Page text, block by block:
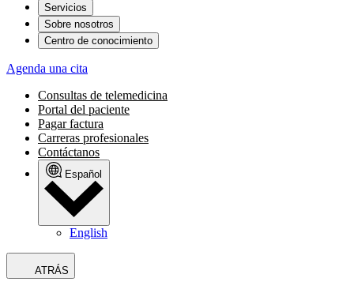
Servicios
Sobre nosotros
Centro de conocimiento
Agenda una cita
Consultas de telemedicina
Portal del paciente
Pagar factura
Carreras profesionales
Contáctanos
Español
English
ATRÁS